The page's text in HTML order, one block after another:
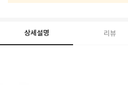
상세설명 리뷰